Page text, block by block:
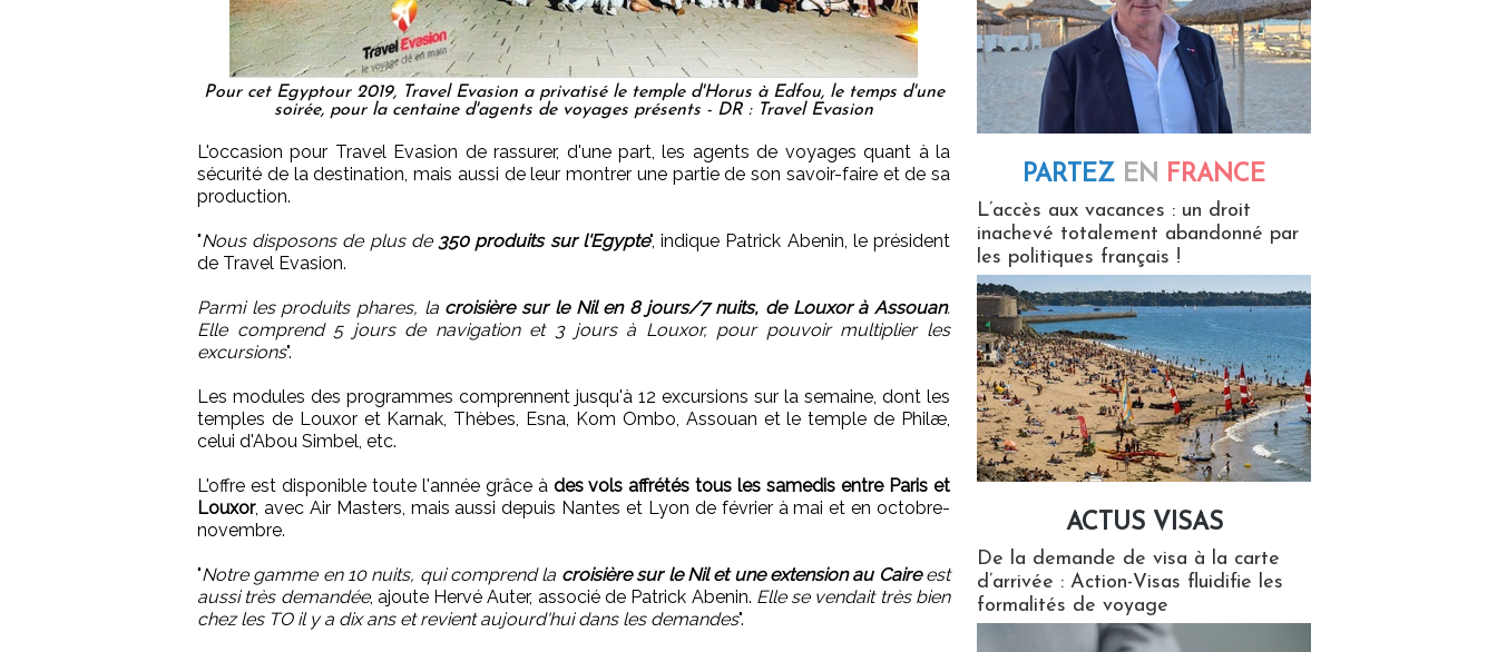
Pour cet Egyptour 2019, Travel Evasion a privatisé le temple d'Horus à Edfou, le temps d'une
soirée, pour la centaine d'agents de voyages présents - DR : Travel Evasion
L'occasion pour Travel Evasion de rassurer, d'une part, les agents de voyages quant à la
sécurité de la destination, mais aussi de leur montrer une partie de son savoir-faire et de sa
production.
"Nous disposons de plus de 350 produits sur l'Egypte", indique Patrick Abenin, le président
de Travel Evasion.
Parmi les produits phares, la croisière sur le Nil en 8 jours/7 nuits, de Louxor à Assouan.
Elle comprend 5 jours de navigation et 3 jours à Louxor, pour pouvoir multiplier les
excursions".
Les modules des programmes comprennent jusqu'à 12 excursions sur la semaine, dont les
temples de Louxor et Karnak, Thèbes, Esna, Kom Ombo, Assouan et le temple de Philæ,
celui d'Abou Simbel, etc.
L'offre est disponible toute l'année grâce à des vols affrétés tous les samedis entre Paris et
Louxor, avec Air Masters, mais aussi depuis Nantes et Lyon de février à mai et en octobre-
novembre.
"Notre gamme en 10 nuits, qui comprend la croisière sur le Nil et une extension au Caireest
aussi très demandée, ajoute Hervé Auter, associé de Patrick Abenin. Elle se vendait très bien
chez les TO il y a dix ans et revient aujourd'hui dans les demandes".
PARTEZ EN FRANCE
L’accès aux vacances : un droit
inachevé totalement abandonné par
les politiques français !
ACTUS VISAS
De la demande de visa à la carte
d’arrivée : Action-Visas fluidifie les
formalités de voyage